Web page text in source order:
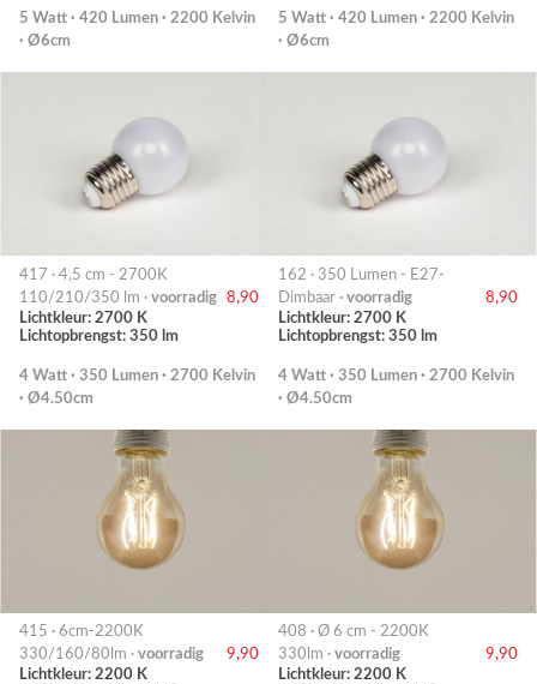
5 Watt · 420 Lumen · 2200 Kelvin
· Ø6cm
5 Watt · 420 Lumen · 2200 Kelvin
· Ø6cm
417 · 4,5 cm - 2700K
110/210/350 lm · voorradig
8,90
Lichtkleur: 2700 K
Lichtopbrengst: 350 lm
4 Watt · 350 Lumen · 2700 Kelvin
· Ø4.50cm
162 · 350 Lumen - E27-
Dimbaar · voorradig
8,90
Lichtkleur: 2700 K
Lichtopbrengst: 350 lm
4 Watt · 350 Lumen · 2700 Kelvin
· Ø4.50cm
415 · 6cm-2200K
330/160/80lm · voorradig
9,90
Lichtkleur: 2200 K
408 · Ø 6 cm - 2200K
330lm · voorradig
9,90
Lichtkleur: 2200 K